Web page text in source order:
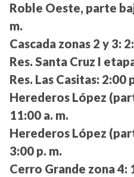
Roble Oeste, parte
m.
Cascada zonas 2 y 3:
Res. Santa Cruz I
Res. Las Casitas: 2:00
Herederos López
11:00 a. m.
Herederos López
3:00 p. m.
Cerro Grande zona 4: